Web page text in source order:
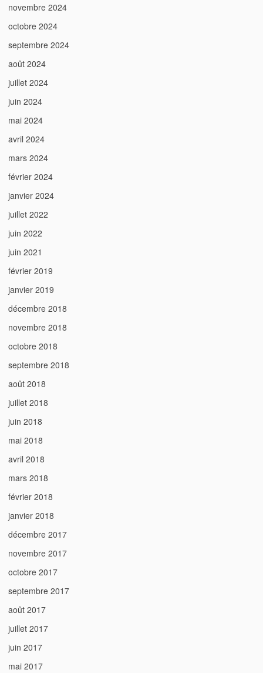
novembre 2024
octobre 2024
septembre 2024
août 2024
juillet 2024
juin 2024
mai 2024
avril 2024
mars 2024
février 2024
janvier 2024
juillet 2022
juin 2022
juin 2021
février 2019
janvier 2019
décembre 2018
novembre 2018
octobre 2018
septembre 2018
août 2018
juillet 2018
juin 2018
mai 2018
avril 2018
mars 2018
février 2018
janvier 2018
décembre 2017
novembre 2017
octobre 2017
septembre 2017
août 2017
juillet 2017
juin 2017
mai 2017